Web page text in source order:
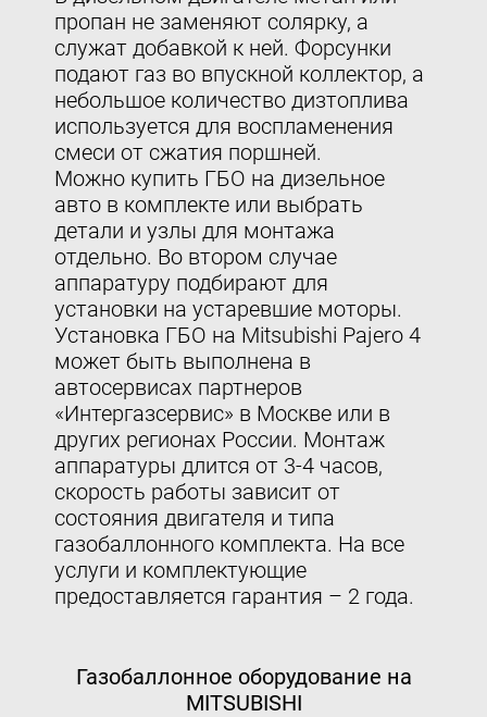
пропан не заменяют солярку, а
служат добавкой к ней. Форсунки
подают газ во впускной коллектор, а
небольшое количество дизтоплива
используется для воспламенения
смеси от сжатия поршней.
Можно купить ГБО на дизельное
авто в комплекте или выбрать
детали и узлы для монтажа
отдельно. Во втором случае
аппаратуру подбирают для
установки на устаревшие моторы.
Установка ГБО на Mitsubishi Pajero 4
может быть выполнена в
автосервисах партнеров
«Интергазсервис» в Москве или в
других регионах России. Монтаж
аппаратуры длится от 3-4 часов,
скорость работы зависит от
состояния двигателя и типа
газобаллонного комплекта. На все
услуги и комплектующие
предоставляется гарантия – 2 года.
Газобаллонное оборудование на
MITSUBISHI